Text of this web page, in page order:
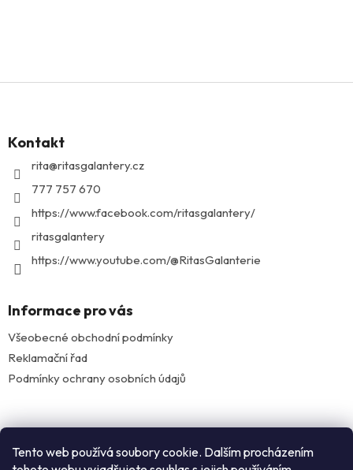
Tento web používá soubory cookie. Dalším procházením
aKontakt
rita@ritasgalantery.cz
777 757 670
https://www.facebook.com/ritasgalantery/
ritasgalantery
https://www.youtube.com/@RitasGalanterie
Informace pro vás
Všeobecné obchodní podmínky
Reklamační řad
Podmínky ochrany osobních údajů